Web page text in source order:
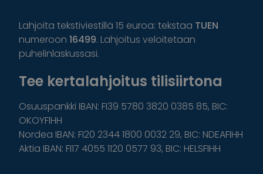
Lahjoita tekstiviestillä 15 euroa: tekstaa TUEN
numeroon 16499. Lahjoitus veloitetaan
puhelinlaskussasi.
Tee kertalahjoitus tilisiirtona
Osuuspankki IBAN: FI39 5780 3820 0385 85, BIC:
OKOYFIHH
Nordea IBAN: FI20 2344 1800 0032 29, BIC: NDEAFIHH
Aktia IBAN: FI17 4055 1120 0577 93, BIC: HELSFIHH